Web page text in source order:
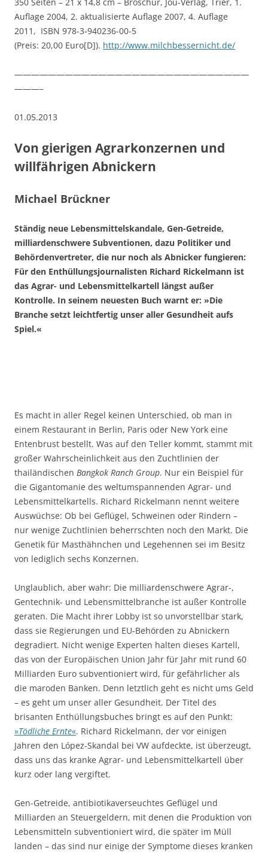
Auflage 2004, 2. aktualisierte Auflage 2007, 4. Auflage
2011, ISBN 978-3-940236-00-5
(Preis: 20,00 Euro[D]). http://www.milchbessernicht.de/
————————————————————————————
———–
01.05.2013
Von gierigen Agrarkonzernen und
willfährigen Abnickern
Michael Brückner
Ständig neue Lebensmittelskandale, Gen-Getreide,
milliardenschwere Subventionen, dazu Politiker und
Behördenvertreter, die nur noch als Abnicker fungieren:
Für den Enthüllungsjournalisten Richard Rickelmann ist
das Agrar- und Lebensmittelkartell längst außer
Kontrolle. In seinem neuesten Buch warnt er: »Die
Branche setzt leichtfertig unser aller Gesundheit aufs
Spiel.«
Es macht in aller Regel keinen Unterschied, ob man in
einem Restaurant in Berlin, Paris oder New York eine
Entenbrust bestellt. Was auf den Teller kommt, stammt mit
großer Wahrscheinlichkeit aus den Zuchtlinien der
thailändischen Bangkok Ranch Group. Nur ein Beispiel für
die Gigantomanie des weltumspannenden Agrar- und
Lebensmittelkartells. Richard Rickelmann nennt weitere
Auswüchse: Ob bei Geflügel, Schweinen oder Rindern –
nur wenige Zuchtlinien beherrschten noch den Markt. Die
Genetik für Masthähnchen und Legehennen sei im Besitz
von lediglich sechs Konzernen.
Unglaublich, aber wahr: Die milliardenschwere Agrar-,
Gentechnik- und Lebensmittelbranche ist außer Kontrolle
geraten. Die Macht ihrer Lobby ist so unvorstellbar stark,
dass sie Regierungen und EU-Behörden zu Abnickern
degradiert. Nicht wenige Experten halten dieses Kartell,
das von der Europäischen Union Jahr für Jahr mit rund 60
Milliarden Euro subventioniert wird, für gefährlicher als
die maroden Banken. Denn letztlich geht es nicht ums Geld
– es geht um unser aller Gesundheit. Der Titel des
brisanten Enthüllungsbuches bringt es auf den Punkt:
»Tödliche Ernte«. Richard Rickelmann, der vor einigen
Jahren den López-Skandal bei VW aufdeckte, ist überzeugt,
dass uns das kranke Agrar- und Lebensmittelkartell über
kurz oder lang vergiftet.
Gen-Getreide, antibiotikaverseuchtes Geflügel und
Milliarden an Steuergeldern, mit denen die Produktion von
Lebensmitteln subventioniert wird, die später im Müll
landen – das sind nur einige der Symptome dieses kranken